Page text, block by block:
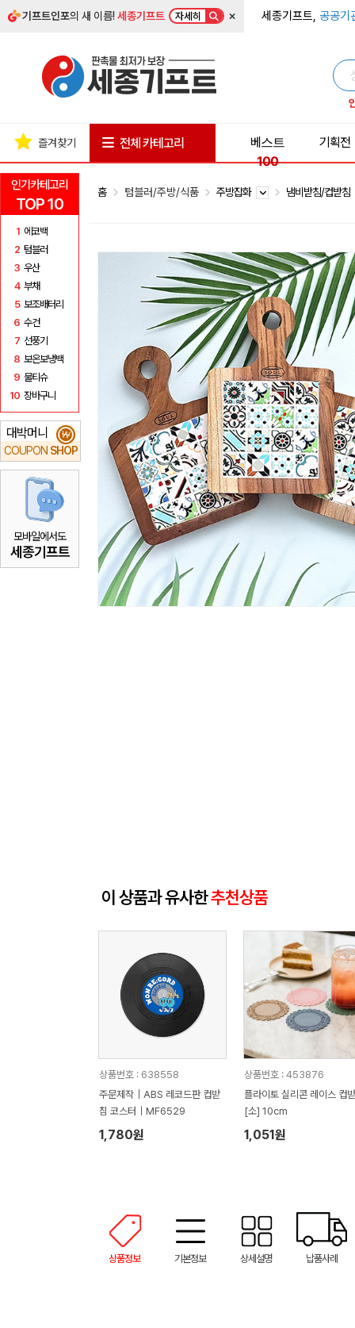
기프트인포의 새 이름!세종기프트 자세히 × 세종기프트, 공공기
인기카테고리
TOP 10
1 에코백
2 텀블러
3 우산
4 부채
5 보조배터리
6 수건
7 선풍기
8 보온보냉백
9 물티슈
10 장바구니
대박머니
COUPON SHOP
₩
모바일에서도
세종기프트
즐겨찾기 전체 카테고리
베스트
100
기획전
홈 텀블러/주방/식품 주방잡화 냄비받침/컵받침
이 상품과 유사한추천상품
상품번호 : 638558
주문제작｜ABS 레코드판 컵받
침 코스터｜MF6529
1,780원
상품번호 : 453876
플라이토 실리콘 레이스 컵받침
[소] 10cm
1,051원
상품정보 기본정보 상세설명 납품사례